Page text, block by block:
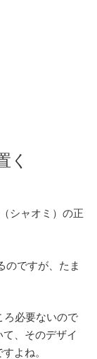
く
シャオミ）の正
のですが、たま
ろ必要ないので
、そのデザイ
よね。